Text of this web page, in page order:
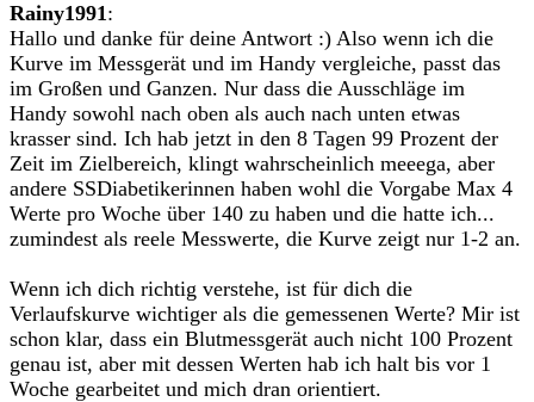
Rainy1991:
Hallo und danke für deine Antwort :) Also wenn ich die
Kurve im Messgerät und im Handy vergleiche, passt das
im Großen und Ganzen. Nur dass die Ausschläge im
Handy sowohl nach oben als auch nach unten etwas
krasser sind. Ich hab jetzt in den 8 Tagen 99 Prozent der
Zeit im Zielbereich, klingt wahrscheinlich meeega, aber
andere SSDiabetikerinnen haben wohl die Vorgabe Max 4
Werte pro Woche über 140 zu haben und die hatte ich...
zumindest als reele Messwerte, die Kurve zeigt nur 1-2 an.
Wenn ich dich richtig verstehe, ist für dich die
Verlaufskurve wichtiger als die gemessenen Werte? Mir ist
schon klar, dass ein Blutmessgerät auch nicht 100 Prozent
genau ist, aber mit dessen Werten hab ich halt bis vor 1
Woche gearbeitet und mich dran orientiert.